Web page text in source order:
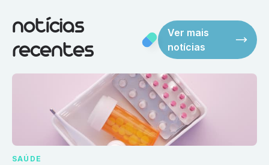
notícias
recentes
Ver mais
notícias
SAÚDE